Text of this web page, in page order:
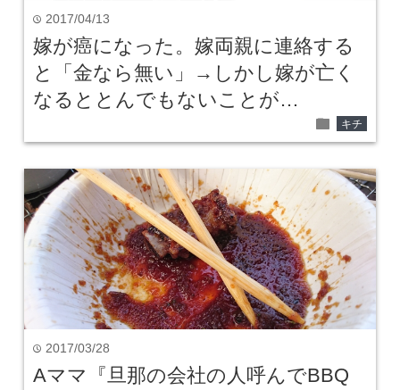
time 2017/04/13
嫁が癌になった。嫁両親に連絡する
と「金なら無い」→しかし嫁が亡く
なるととんでもないことが…
folder キチ
time 2017/03/28
Aママ『旦那の会社の人呼んでBBQ